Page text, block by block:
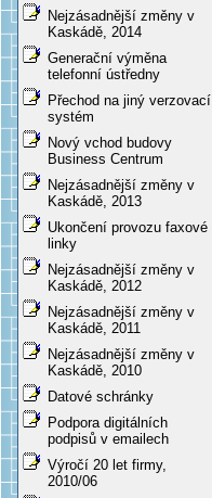
Nejzásadnější změny v
Kaskádě, 2014
Generační výměna
telefonní ústředny
Přechod na jiný verzovací
systém
Nový vchod budovy
Business Centrum
Nejzásadnější změny v
Kaskádě, 2013
Ukončení provozu faxové
linky
Nejzásadnější změny v
Kaskádě, 2012
Nejzásadnější změny v
Kaskádě, 2011
Nejzásadnější změny v
Kaskádě, 2010
Datové schránky
Podpora digitálních
podpisů v emailech
Výročí 20 let firmy,
2010/06